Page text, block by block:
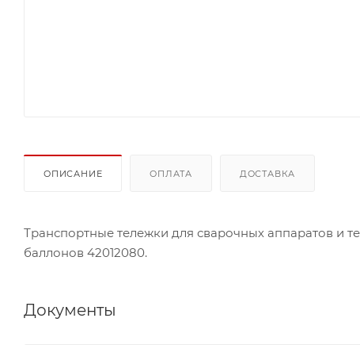
ОПИСАНИЕ ОПЛАТА ДОСТАВКА
Транспортные тележки для сварочных аппаратов и
баллонов 42012080.
Документы